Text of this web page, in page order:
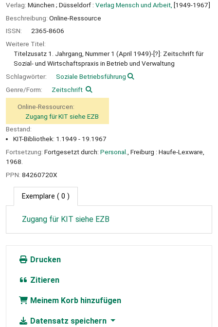
Verlag: München ; Düsseldorf : Verlag Mensch und Arbeit, [1949-1967]
Beschreibung: Online-Ressource
ISSN:
2365-8606
Weitere Titel:
Titelzusatz 1. Jahrgang, Nummer 1 (April 1949)-[?]: Zeitschrift für
Sozial- und Wirtschaftspraxis in Betrieb und Verwaltung
Schlagwörter:
Soziale Betriebsführung
Genre/Form:
Zeitschrift
Online-Ressourcen:
Zugang für KIT siehe EZB
Bestand:
KIT-Bibliothek: 1.1949 - 19.1967
Fortsetzung: Fortgesetzt durch: Personal.
, Freiburg : Haufe-Lexware,
1968.
PPN: 84260720X
Exemplare ( 0 )
Zugang für KIT siehe EZB
Drucken
Zitieren
Meinem Korb hinzufügen
Datensatz speichern